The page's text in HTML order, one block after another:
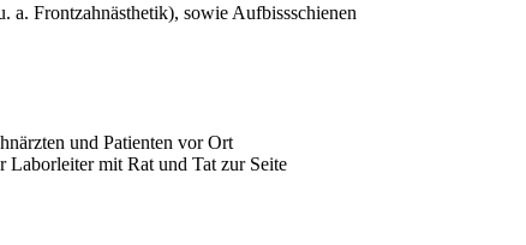
Frontzahnästhetik), sowie Aufbissschienen
und Patienten vor Ort
Laborleiter mit Rat und Tat zur Seite